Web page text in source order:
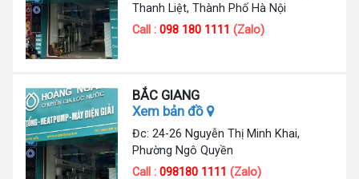
Thanh Liệt, Thành Phố Hà Nội
Call :098 180 1111 (Zalo)
BẮC GIANG
Xem bản đồ
Đc: 24-26 Nguyễn Thị Minh Khai,
Phường Ngô Quyền
Call :098180 1111 (Zalo)